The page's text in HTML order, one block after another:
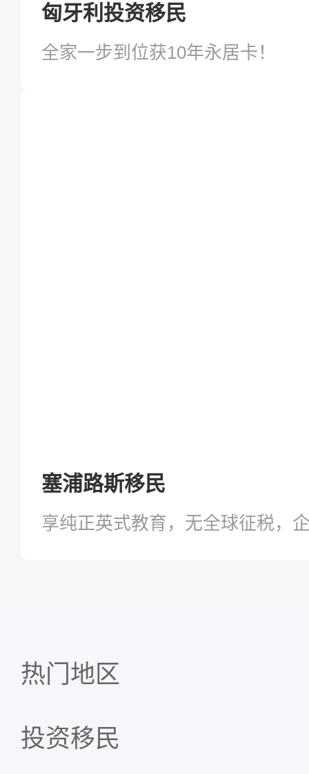
匈牙利投资移民
全家一步到位获10年永居卡！
塞浦路斯移民
享纯正英式教育，无全球征税，
热门地区
投资移民